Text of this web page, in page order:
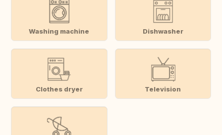
Washing machine Dishwasher
Clothes dryer Television